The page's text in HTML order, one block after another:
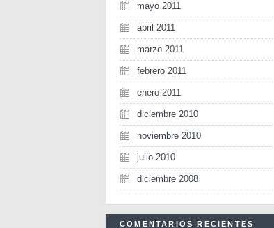
mayo 2011
abril 2011
marzo 2011
febrero 2011
enero 2011
diciembre 2010
noviembre 2010
julio 2010
diciembre 2008
COMENTARIOS RECIENTES